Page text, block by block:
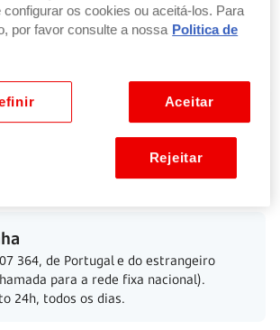
o extrato em papel, solicite-o
balcão
. Se já o tiver feito
na App ou NetBanco
364, de Portugal e do estrangeiro
para a rede fixa nacional).
24h, todos os dias.
configurar os cookies ou aceitá-los. Para
por favor consulte a nossa Politica de
Aceitar
Rejeitar